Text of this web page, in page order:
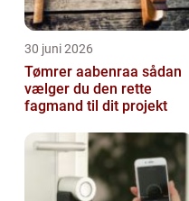
30 juni 2026
Tømrer aabenraa sådan
vælger du den rette
fagmand til dit projekt